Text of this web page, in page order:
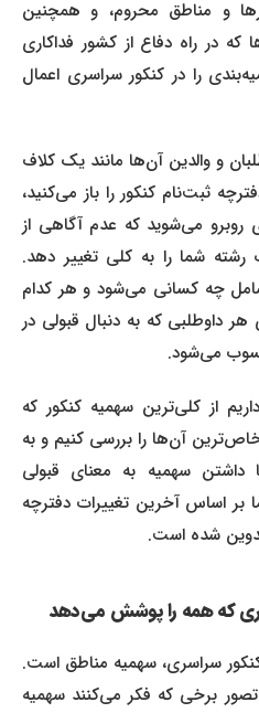
و مناطق محروم، و همچنین
در راه دفاع از کشور فداکاری
را در کنکور سراسری اعمال
و والدین آن‌ها مانند یک کلاف
ثبت‌نام کنکور را باز می‌کنید،
می‌شوید که عدم آگاهی از
شما را به کلی تغییر دهد.
چه کسانی می‌شود و هر کدام
داوطلبی که به دنبال قبولی در
می‌شود.
از کلی‌ترین سهمیه کنکور که
آن‌ها را بررسی کنیم و به
سهمیه به معنای قبولی
اساس آخرین تغییرات دفترچه
شده است.
که همه را پوشش می‌دهد
سراسری، سهمیه مناطق است.
برخی که فکر می‌کنند سهمیه